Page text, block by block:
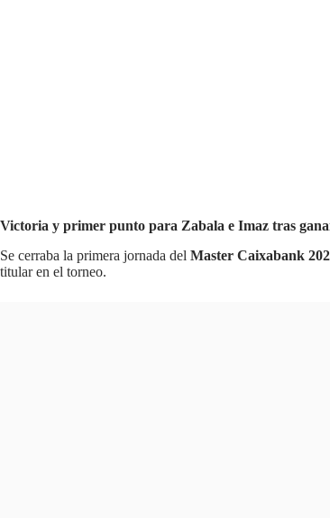
Victoria y primer punto para Zabala e Imaz tras
Se cerraba la primera jornada del Master Caixabank
titular en el torneo.